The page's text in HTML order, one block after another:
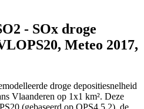
- SOx droge
Meteo 2017,
droge depositiesnelheid
Vlaanderen op 1x1 km². Deze
(gebaseerd op OPS4.5.2), de